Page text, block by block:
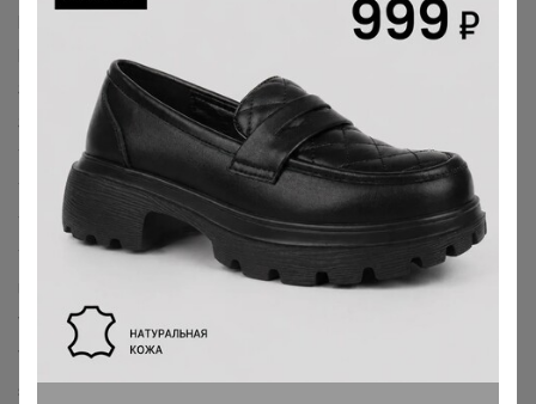
Porsche Design™
Radley London™
Sandqvist™
See by Chloй™
Spikes & Sparrow™
Sprayground™
Steve Madden™ Still Nordic™
Taschendieb Wien™
Ted Baker™
The Bridge™
The Chesterfield Brand™
The Kooples™
The Urban Society™
Thule™
Tiger of Sweden™ Timbuk2™
Titan™
Topo Designs™
Travelite™
Valentino Bags™
Vaude™
Versace Jeans Couture™
Vocier™
Voi™ Wenger™
sinsay™